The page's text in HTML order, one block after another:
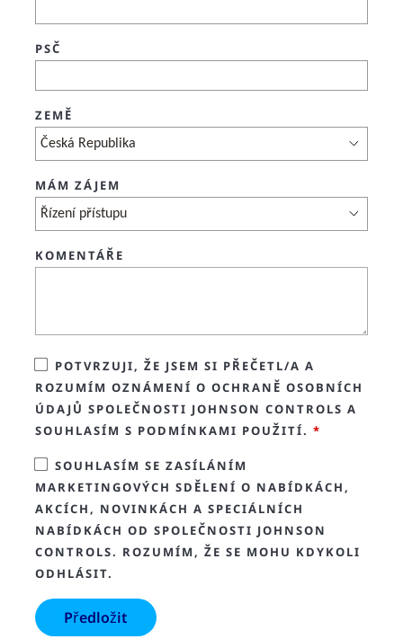
PSČ
ZEMĚ
MÁM ZÁJEM
KOMENTÁŘE
POTVRZUJI, ŽE JSEM SI PŘEČETL/A A
ROZUMÍM OZNÁMENÍ O OCHRANĚ OSOBNÍCH
ÚDAJŮ SPOLEČNOSTI JOHNSON CONTROLS A
SOUHLASÍM S PODMÍNKAMI POUŽITÍ. *
SOUHLASÍM SE ZASÍLÁNÍM
MARKETINGOVÝCH SDĚLENÍ O NABÍDKÁCH,
AKCÍCH, NOVINKÁCH A SPECIÁLNÍCH
NABÍDKÁCH OD SPOLEČNOSTI JOHNSON
CONTROLS. ROZUMÍM, ŽE SE MOHU KDYKOLI
ODHLÁSIT.